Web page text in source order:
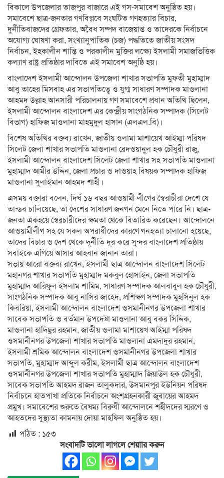
বিকালে উপজেলার তাজপুর বাজারে এই গস-সমাবেশ অনুষ্ঠিত হয়।
সমাবেশে ছাত্র-জনতার গণবিপ্লবে সংঘটিত গণহত্যার বিচার,
দুর্নীতিবাজদের গ্রেফতার, অবৈধ সম্পদ বাজেয়াপ্ত ও তাদেরকে নির্বাচনে
অযোগ্য ঘোষণা করা, সংখ্যানুপাতিক (চজ) পদ্ধতিতে জাতীয় সংসদ
নির্বাচন, ইহকালীন শান্তি ও পরকালীন মুক্তির লক্ষ্যে ইসলামী সমাজভিত্তিক
কল্যাণ রাষ্ট্র প্রতিষ্ঠার দাবিতে এই সমাবেশ অনুষ্ঠি হয়।
বাংলাদেশ ইসলামী আন্দোলন উপজেলা শাখার সভাপতি মুফতী মুহাম্মাদ
আবু তাহের মিসবাহ এর সভাপতিত্বে ও যুগ্ম সাধারণ সম্পাদক মাওলানা
আহমদ উল্লাহ আনসারী পরিচালনায় গণ সমাবেশে প্রধান অতিথি ছিলেন,
ইসলামী আন্দোলন বাংলাদেশ এর কেন্দ্রীয় সাংগঠনিক সম্পাদক (সিলেট
বিভাগ) হাফিজ মাওলানা মাহমুদুল হাসান (এলএল.বি)।
বিশেষ অতিথির বক্তব্য রাখেন, জাতীয় ওলামা মাশায়েখ আইম্মা পরিষদ
সিলেট জেলা শাখার সভাপতি মাওলানা রেদওয়ানুল হক চৌধুরী রাজু,
ইসলামী আন্দোলন বাংলাদেশ সিলেট জেলা শাখার সহ সভাপতি মাওলানা
মুহাম্মাদ আমীর উদ্দিন, জেলা প্রচার ও দাওয়াহ বিষয়ক সম্পাদক হাফিজ
মাওলানা সুলাইমান আহমদ শাহী।
এসময় বক্তারা বলেন, দির্ঘ ১৬ বছর আওয়ামী লীগের স্বৈরাচীরা দেশে যে
তান্ডব চালিয়েছে, তা দেশের সাধারণ জনগন মেনে নিতে পারে নি। ছাত্র-
জনতা একহয়ে স্বৈরচারীদের ক্ষমতা থেকে বিতারিত করেছেন। আন্দোলনে
আওয়ামীলীগ সহ যে সকল অপরাধীদের কারণে গনহত্যা চালানো হয়েছে,
তাদের বিচার ও দেশ থেকে দূর্নীতি দূর করে সুন্দর বাংলাদেশ প্রতিষ্ঠায়
সবাইকে এগিয়ে আসার আহবান জানান তারা।
সভায় আরো বক্তব্য রাখেন, ইসলামী ছাত্র আন্দোলন বাংলাদেশ সিলেট
মহানগর শাখার সভাপতি মুহাম্মাদ মকবুল হোসাইন, জেলা সভাপতি
মুহাম্মাদ আরিফুল ইসলাম শামিম, সাধারণ সম্পাদক আলবাবুল হক চৌধুরী,
সাংগঠনিক সম্পাদক আবু নাসির জাহেদ, প্রশিক্ষণ সম্পাদক মুহসিনুল হক
কিবরিয়া, ইসলামী আন্দোলন বাংলাদেশ ওসমানীনগর উপজেলা শাখার
সাবেক সভাপতি ও বর্তমান উপদেষ্টা মাওলানা আবু বকর সিদ্দিক,
মাওলানা হাদিছুর রহমান, জাতীয় ওলামা মাশায়েখ আইম্মা পরিষদ
ওসমানীনগর উপজেলা শাখার সভাপতি মাওলানা এমদাদুর রহমান,
ইসলামী শ্রমিক আন্দোলন বাংলাদেশ ওসমানীনগর উপজেলা শাখার
সভাপতি, মুহাম্মাদ আব্দুল করীম, ইসলামী ছাত্র আন্দোলন বাংলাদেশ
ওসমানীনগর উপজেলা শাখার সভাপতি মুহাম্মাদ জিয়াউল হক চৌধুরী,
সাবেক সভাপতি আহমদ রাজন তালুকদার, উসমানপুর ইউনিয়ন পরিষদ
নির্বাচনে হাতপাখা প্রতিকে নির্বাচনে অংশগ্রহনকারী জুবায়ের আহমদ
প্রমুখ। সমাবেশের শুরুতে বৈষম্য বিরুধী আন্দোলনে শহীদদের স্মরণে ও
আহতদের সুস্থ্যতা কামনায় দোয়া মাহফিল অনুষ্ঠিত হয়।
পঠিত : ১৫৩
সংবাদটি ভালো লাগলে শেয়াার করুন